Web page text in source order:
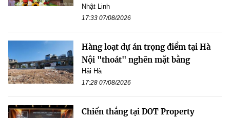
Nhật Linh
17:33 07/08/2026
Hàng loạt dự án trọng điểm tại Hà
Nội "thoát" nghẽn mặt bằng
Hải Hà
17:28 07/08/2026
Chiến thắng tại DOT Property